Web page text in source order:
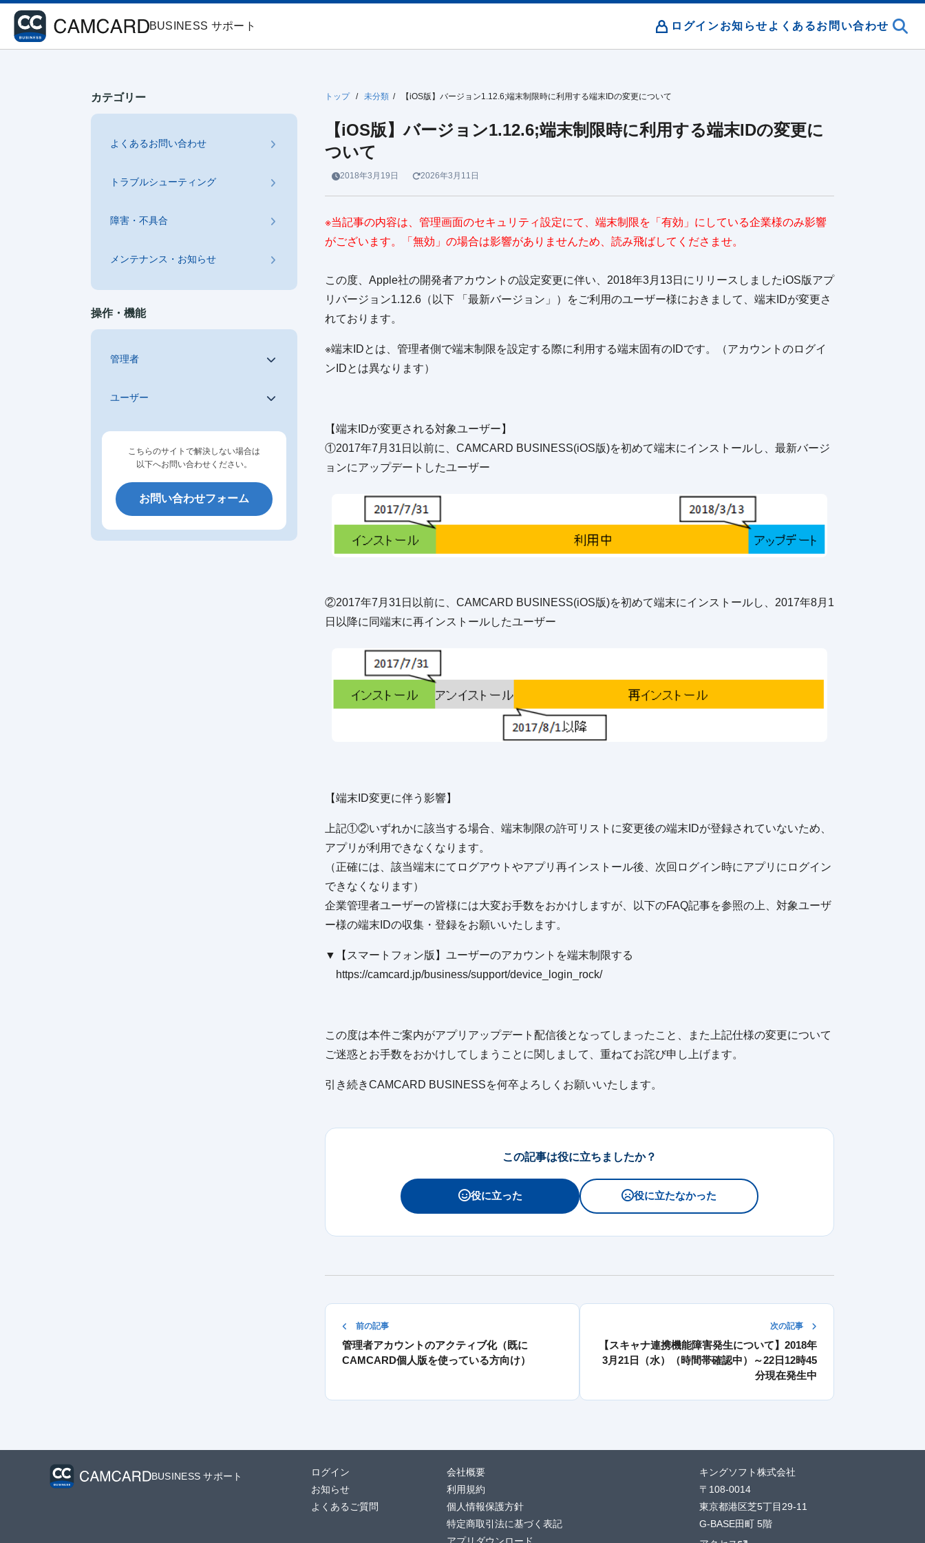
BUSINESS サポート ログインお知らせ よくあるお問い合わせ
カテゴリー
よくあるお問い合わせ
トラブルシューティング
障害・不具合
メンテナンス・お知らせ
操作・機能
管理者
ユーザー
こちらのサイトで解決しない場合は
以下へお問い合わせください。
お問い合わせフォーム
トップ / 未分類 / 【iOS版】バージョン1.12.6;端末制限時に利用する端末IDの変更について
【iOS版】バージョン1.12.6;端末制限時に利用する端末IDの変更に
ついて
2018年3月19日 2026年3月11日
※当記事の内容は、管理画面のセキュリティ設定にて、端末制限を「有効」にしている企業様のみ影響
がございます。「無効」の場合は影響がありませんため、読み飛ばしてくださませ。
この度、Apple社の開発者アカウントの設定変更に伴い、2018年3月13日にリリースしましたiOS版アプ
リバージョン1.12.6（以下 「最新バージョン」）をご利用のユーザー様におきまして、端末IDが変更さ
れております。
※端末IDとは、管理者側で端末制限を設定する際に利用する端末固有のIDです。（アカウントのログイ
ンIDとは異なります）
【端末IDが変更される対象ユーザー】
①2017年7月31日以前に、CAMCARD BUSINESS(iOS版)を初めて端末にインストールし、最新バージ
ョンにアップデートしたユーザー
②2017年7月31日以前に、CAMCARD BUSINESS(iOS版)を初めて端末にインストールし、2017年8月1
日以降に同端末に再インストールしたユーザー
【端末ID変更に伴う影響】
上記①②いずれかに該当する場合、端末制限の許可リストに変更後の端末IDが登録されていないため、
アプリが利用できなくなります。
（正確には、該当端末にてログアウトやアプリ再インストール後、次回ログイン時にアプリにログイン
できなくなります）
企業管理者ユーザーの皆様には大変お手数をおかけしますが、以下のFAQ記事を参照の上、対象ユーザ
ー様の端末IDの収集・登録をお願いいたします。
▼【スマートフォン版】ユーザーのアカウントを端末制限する
https://camcard.jp/business/support/device_login_rock/
この度は本件ご案内がアプリアップデート配信後となってしまったこと、また上記仕様の変更について
ご迷惑とお手数をおかけしてしまうことに関しまして、重ねてお詫び申し上げます。
引き続きCAMCARD BUSINESSを何卒よろしくお願いいたします。
この記事は役に立ちましたか？
役に立った 役に立たなかった
前の記事
管理者アカウントのアクティブ化（既に
CAMCARD個人版を使っている方向け）
次の記事
【スキャナ連携機能障害発生について】2018年
3月21日（水）（時間帯確認中）～22日12時45
分現在発生中
BUSINESS サポート
ログイン
お知らせ
よくあるご質問
会社概要
利用規約
個人情報保護方針
特定商取引法に基づく表記
キングソフト株式会社
〒108-0014
東京都港区芝5丁目29-11
G-BASE田町 5階